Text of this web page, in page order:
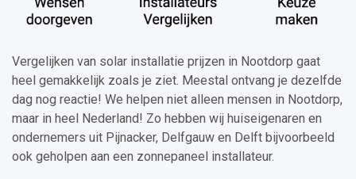
Vergelijken van solar installatie prijzen in Nootdorp gaat
heel gemakkelijk zoals je ziet. Meestal ontvang je dezelfde
dag nog reactie! We helpen niet alleen mensen in Nootdorp,
maar in heel Nederland! Zo hebben wij huiseigenaren en
ondernemers uit Pijnacker, Delfgauw en Delft bijvoorbeeld
ook geholpen aan een zonnepaneel installateur.